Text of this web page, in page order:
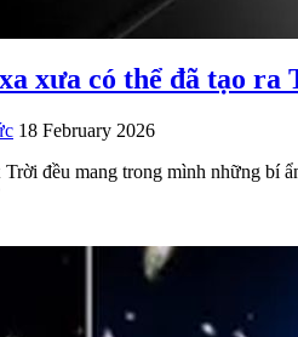
xưa có thể đã tạo ra
18 February 2026
đều mang trong mình những bí